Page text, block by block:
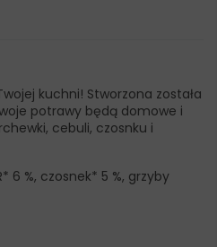
kuchni! Stworzona została
potrawy będą domowe i
cebuli, czosnku i
6 %, czosnek* 5 %, grzyby